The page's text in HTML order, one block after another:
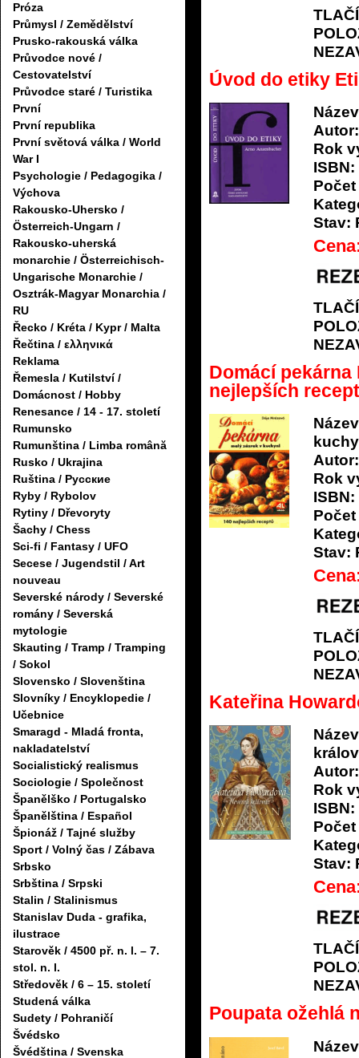
Próza
Průmysl / Zemědělství
Prusko-rakouská válka
Průvodce nové /
Cestovatelství
Průvodce staré / Turistika
První
První republika
První světová válka / World
War I
Psychologie / Pedagogika /
Výchova
Rakousko-Uhersko /
Österreich-Ungarn /
Rakousko-uherská
monarchie / Österreichisch-
Ungarische Monarchie /
Osztrák-Magyar Monarchia /
RU
Řecko / Kréta / Kypr / Malta
Řečtina / ελληνικά
Reklama
Řemesla / Kutilství /
Domácnost / Hobby
Renesance / 14 - 17. století
Rumunsko
Rumunština / Limba română
Rusko / Ukrajina
Ruština / Русские
Ryby / Rybolov
Rytiny / Dřevoryty
Šachy / Chess
Sci-fi / Fantasy / UFO
Secese / Jugendstil / Art
nouveau
Severské národy / Severské
romány / Severská
mytologie
Skauting / Tramp / Tramping
/ Sokol
Slovensko / Slovenština
Slovníky / Encyklopedie /
Učebnice
Smaragd - Mladá fronta,
nakladatelství
Socialistický realismus
Sociologie / Společnost
Španělško / Portugalsko
Španělština / Español
Špionáž / Tajné služby
Sport / Volný čas / Zábava
Srbsko
Srbština / Srpski
Stalin / Stalinismus
Stanislav Duda - grafika,
ilustrace
Starověk / 4500 př. n. l. – 7.
stol. n. l.
Středověk / 6 – 15. století
Studená válka
Sudety / Pohraničí
Švédsko
Švédština / Svenska
Úvod do etiky
Autor:
Rok
ISBN:
Stav:
Domácí pekárna
nejlepších
Autor:
Rok
ISBN:
Stav:
Kateřina
Autor:
Rok
ISBN:
Stav:
Poupata ožehlá